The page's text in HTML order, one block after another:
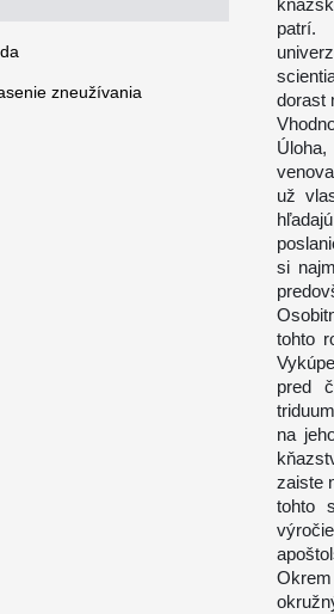
patrí.
dorast
už
si
tohto
pred
na
zaiste
tohto